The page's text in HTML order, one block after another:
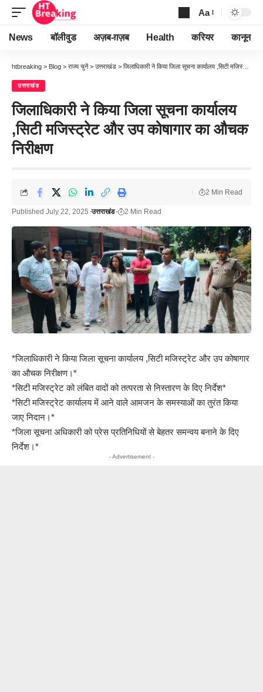
Font
Resizer
Aa
News बॉलीवुड अज़ब-ग़ज़ब Health करियर कानून
htbreaking > Blog > राज्य चुनें > उत्तराखंड > जिलाधिकारी ने किया जिला सूचना कार्यालय ,सिटी मजिस्ट्रेट और उप कोषागार का औचक निरीक्षण
उत्तराखंड
जिलाधिकारी ने किया जिला सूचना कार्यालय
,सिटी मजिस्ट्रेट और उप कोषागार का औचक
निरीक्षण
Published July 22, 2025 उत्तराखंड 2 Min Read
2 Min Read
*जिलाधिकारी ने किया जिला सूचना कार्यालय ,सिटी मजिस्ट्रेट और उप कोषागार
का औचक निरीक्षण।*
*सिटी मजिस्ट्रेट को लंबित वादों को तत्परता से निस्तारण के दिए निर्देश*
*सिटी मजिस्ट्रेट कार्यालय में आने वाले आमजन के समस्याओं का तुरंत किया
जाए निदान।*
*जिला सूचना अधिकारी को प्रेस प्रतिनिधियों से बेहतर समन्वय बनाने के दिए
निर्देश।*
- Advertisement -